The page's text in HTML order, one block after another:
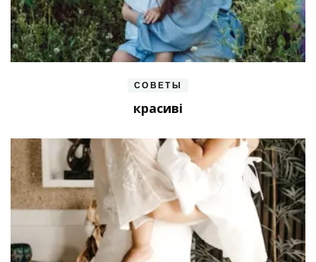
СОВЕТЫ
красиві